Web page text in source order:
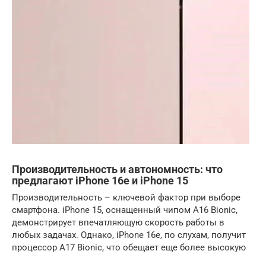
Производительность и автономность: что
предлагают iPhone 16e и iPhone 15
Производительность – ключевой фактор при выборе
смартфона. iPhone 15, оснащенный чипом A16 Bionic,
демонстрирует впечатляющую скорость работы в
любых задачах. Однако, iPhone 16e, по слухам, получит
процессор A17 Bionic, что обещает еще более высокую